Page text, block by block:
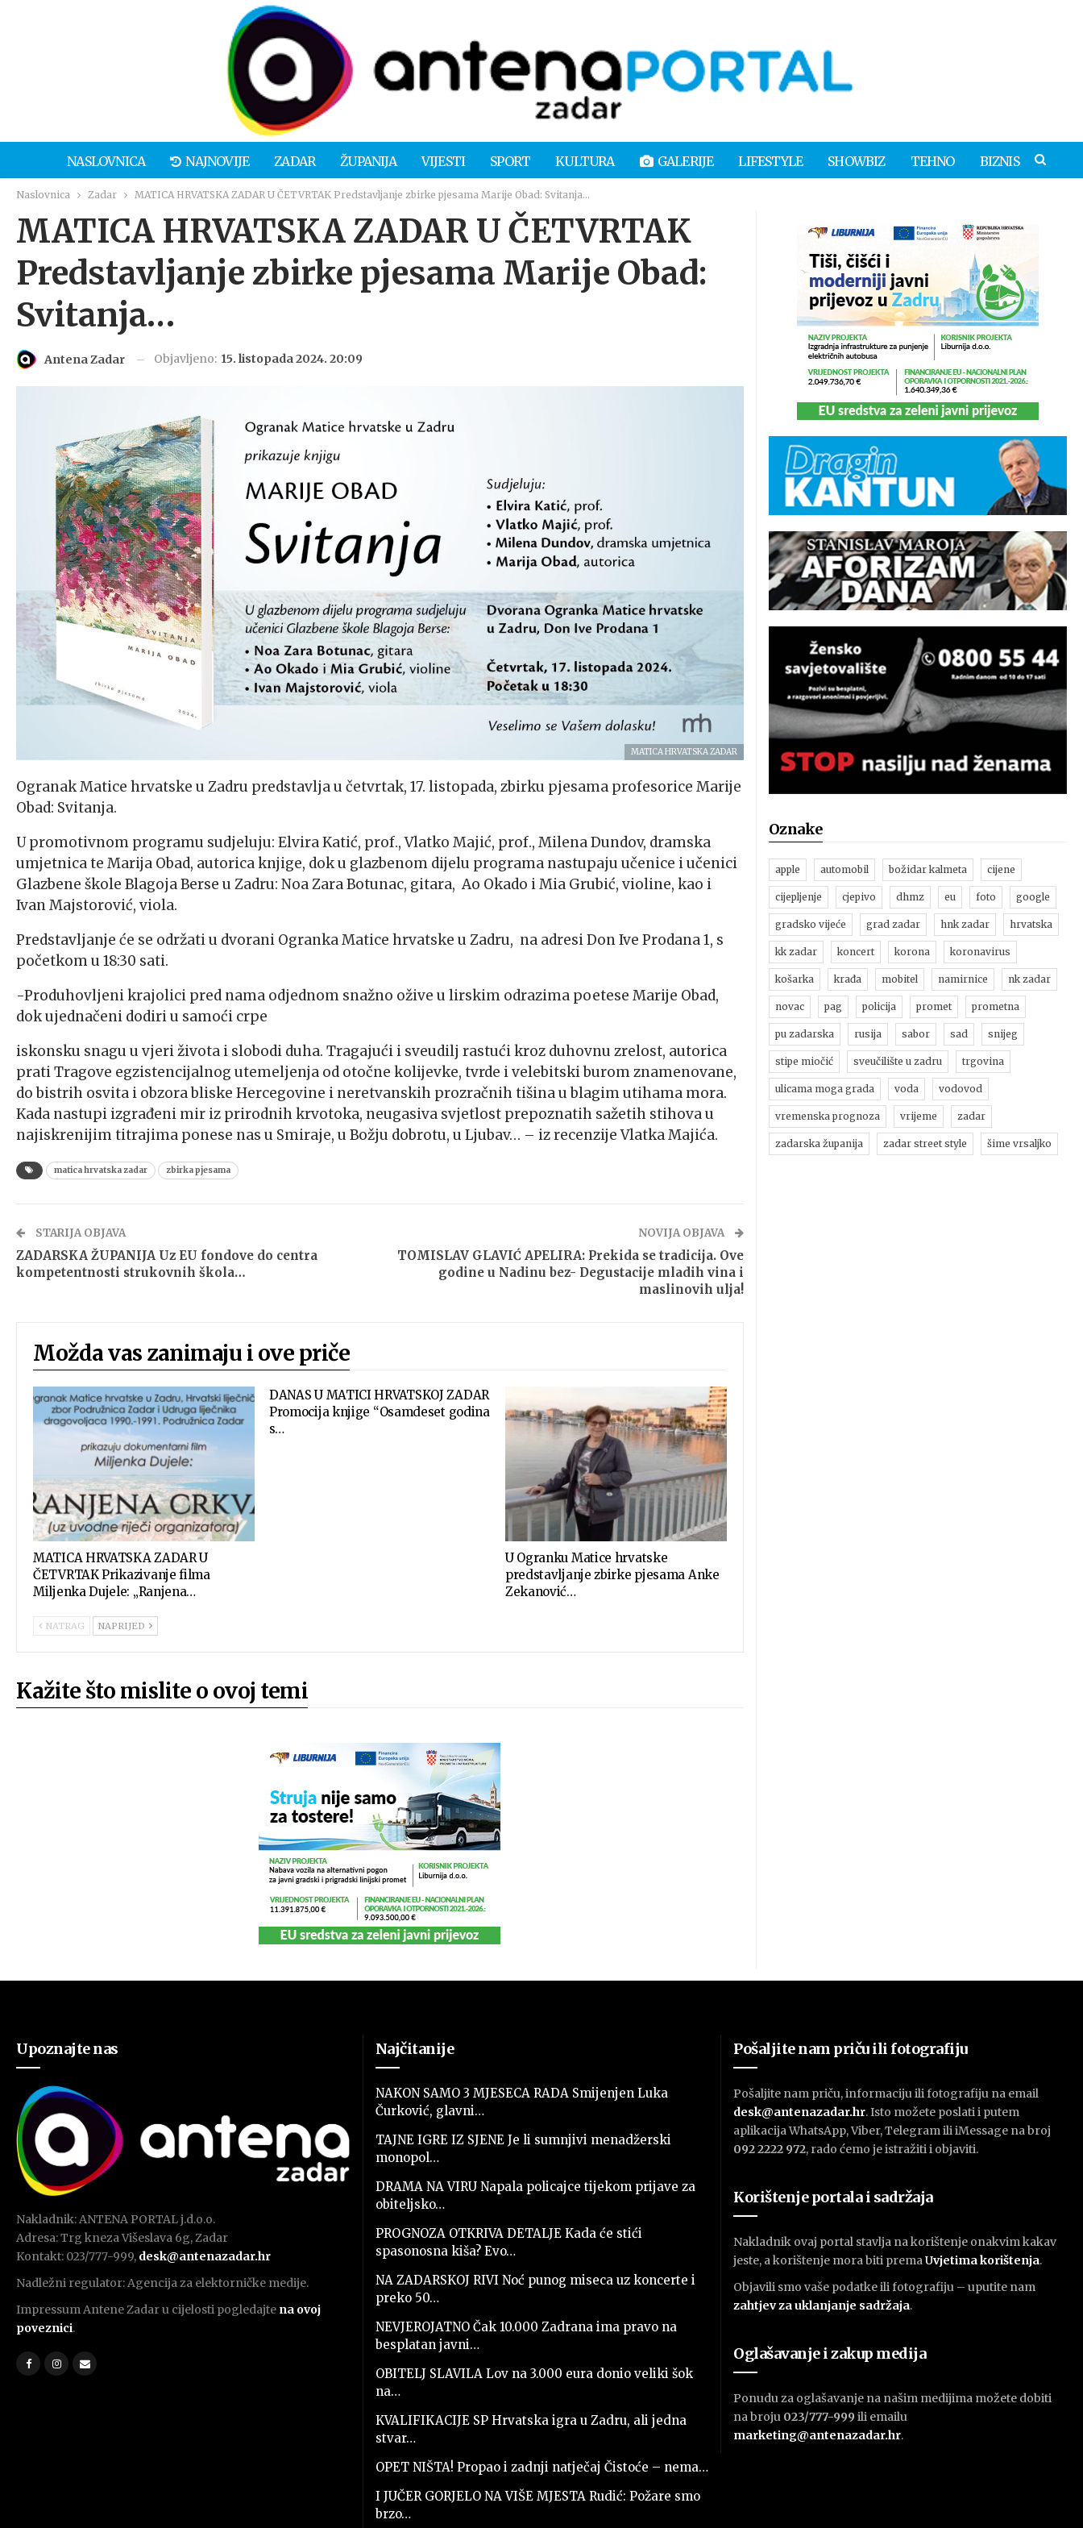
NASLOVNICA NAJNOVIJE ZADAR ŽUPANIJA VIJESTI SPORT KULTURA GALERIJE LIFESTYLE SHOWBIZ TEHNO BIZNIS
Naslovnica Zadar MATICA HRVATSKA ZADAR U ČETVRTAK Predstavljanje zbirke pjesama Marije Obad: Svitanja…
MATICA HRVATSKA ZADAR U ČETVRTAK
Predstavljanje zbirke pjesama Marije Obad:
Svitanja…
Antena Zadar Objavljeno: 15. listopada 2024. 20:09
MATICA HRVATSKA ZADAR
Ogranak Matice hrvatske u Zadru predstavlja u četvrtak, 17. listopada, zbirku pjesama profesorice Marije
Obad: Svitanja.
U promotivnom programu sudjeluju: Elvira Katić, prof., Vlatko Majić, prof., Milena Dundov, dramska
umjetnica te Marija Obad, autorica knjige, dok u glazbenom dijelu programa nastupaju učenice i učenici
Glazbene škole Blagoja Berse u Zadru: Noa Zara Botunac, gitara, Ao Okado i Mia Grubić, violine, kao i
Ivan Majstorović, viola.
Predstavljanje će se održati u dvorani Ogranka Matice hrvatske u Zadru, na adresi Don Ive Prodana 1, s
početkom u 18:30 sati.
-Produhovljeni krajolici pred nama odjednom snažno ožive u lirskim odrazima poetese Marije Obad,
dok ujednačeni dodiri u samoći crpe
iskonsku snagu u vjeri života i slobodi duha. Tragajući i sveudilj rastući kroz duhovnu zrelost, autorica
prati Tragove egzistencijalnog utemeljenja od otočne kolijevke, tvrde i velebitski burom znamenovane,
do bistrih osvita i obzora bliske Hercegovine i neretvanskih prozračnih tišina u blagim utihama mora.
Kada nastupi izgrađeni mir iz prirodnih krvotoka, neugasiva svjetlost prepoznatih sažetih stihova u
najiskrenijim titrajima ponese nas u Smiraje, u Božju dobrotu, u Ljubav… – iz recenzije Vlatka Majića.
matica hrvatska zadar zbirka pjesama
STARIJA OBJAVA
ZADARSKA ŽUPANIJA Uz EU fondove do centra
kompetentnosti strukovnih škola…
NOVIJA OBJAVA
TOMISLAV GLAVIĆ APELIRA: Prekida se tradicija. Ove
godine u Nadinu bez- Degustacije mladih vina i
maslinovih ulja!
Možda vas zanimaju i ove priče
MATICA HRVATSKA ZADAR U
ČETVRTAK Prikazivanje filma
Miljenka Dujele: „Ranjena…
DANAS U MATICI HRVATSKOJ ZADAR
Promocija knjige “Osamdeset godina
s…
U Ogranku Matice hrvatske
predstavljanje zbirke pjesama Anke
Zekanović…
NATRAG NAPRIJED
Kažite što mislite o ovoj temi
Oznake
apple automobil božidar kalmeta cijene
cijepljenje cjepivo dhmz eu foto google
gradsko vijeće grad zadar hnk zadar hrvatska
kk zadar koncert korona koronavirus
košarka krađa mobitel namirnice nk zadar
novac pag policija promet prometna
pu zadarska rusija sabor sad snijeg
stipe miočić sveučilište u zadru trgovina
ulicama moga grada voda vodovod
vremenska prognoza vrijeme zadar
zadarska županija zadar street style šime vrsaljko
Upoznajte nas
Nakladnik: ANTENA PORTAL j.d.o.o.
Adresa: Trg kneza Višeslava 6g, Zadar
Kontakt: 023/777-999, desk@antenazadar.hr
Nadležni regulator: Agencija za elektorničke medije.
Impressum Antene Zadar u cijelosti pogledajte na ovoj
poveznici.
Najčitanije
NAKON SAMO 3 MJESECA RADA Smijenjen Luka
Čurković, glavni…
TAJNE IGRE IZ SJENE Je li sumnjivi menadžerski
monopol…
DRAMA NA VIRU Napala policajce tijekom prijave za
obiteljsko…
PROGNOZA OTKRIVA DETALJE Kada će stići
spasonosna kiša? Evo…
NA ZADARSKOJ RIVI Noć punog miseca uz koncerte i
preko 50…
NEVJEROJATNO Čak 10.000 Zadrana ima pravo na
besplatan javni…
OBITELJ SLAVILA Lov na 3.000 eura donio veliki šok
na…
KVALIFIKACIJE SP Hrvatska igra u Zadru, ali jedna
stvar…
OPET NIŠTA! Propao i zadnji natječaj Čistoće – nema…
I JUČER GORJELO NA VIŠE MJESTA Rudić: Požare smo
brzo…
Pošaljite nam priču ili fotografiju
Pošaljite nam priču, informaciju ili fotografiju na email
desk@antenazadar.hr. Isto možete poslati i putem
aplikacija WhatsApp, Viber, Telegram ili iMessage na broj
092 2222 972, rado ćemo je istražiti i objaviti.
Korištenje portala i sadržaja
Nakladnik ovaj portal stavlja na korištenje onakvim kakav
jeste, a korištenje mora biti premaUvjetima korištenja.
Objavili smo vaše podatke ili fotografiju – uputite nam
zahtjev za uklanjanje sadržaja.
Oglašavanje i zakup medija
Ponudu za oglašavanje na našim medijima možete dobiti
na broju 023/777-999 ili emailu
marketing@antenazadar.hr.